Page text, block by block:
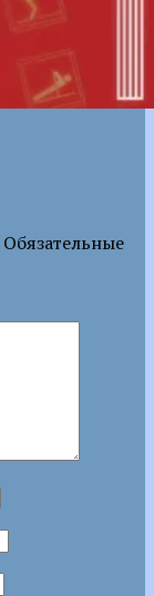
Обязательные